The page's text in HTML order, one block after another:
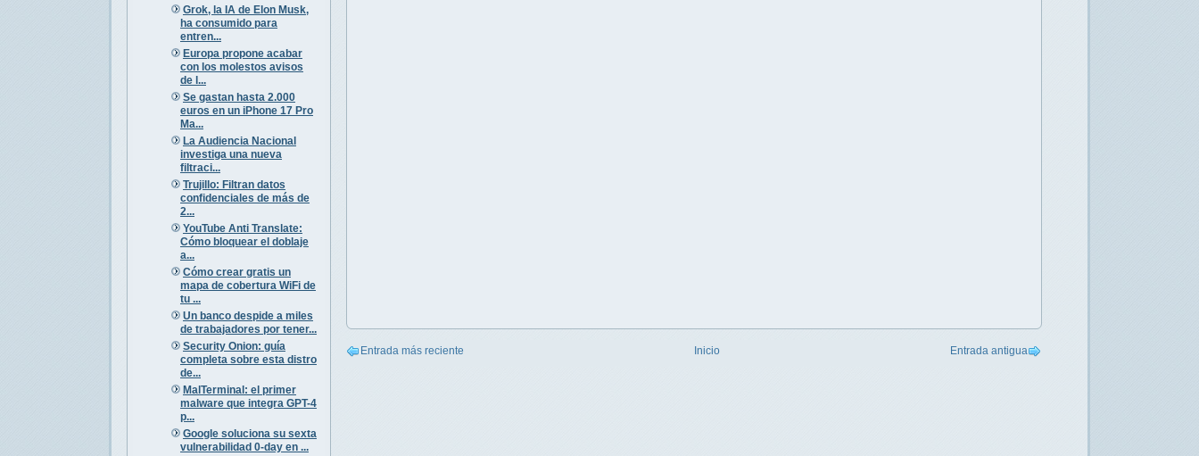
Grok, la IA de Elon Musk,
ha consumido para
entren...
Europa propone acabar
con los molestos avisos
de l...
Se gastan hasta 2.000
euros en un iPhone 17 Pro
Ma...
La Audiencia Nacional
investiga una nueva
filtraci...
Trujillo: Filtran datos
confidenciales de más de
2...
YouTube Anti Translate:
Cómo bloquear el doblaje
a...
Cómo crear gratis un
mapa de cobertura WiFi de
tu ...
Un banco despide a miles
de trabajadores por tener...
Security Onion: guía
completa sobre esta distro
de...
MalTerminal: el primer
malware que integra GPT-4
p...
Google soluciona su sexta
vulnerabilidad 0-day en ...
Entrada más reciente Entrada antigua
Inicio